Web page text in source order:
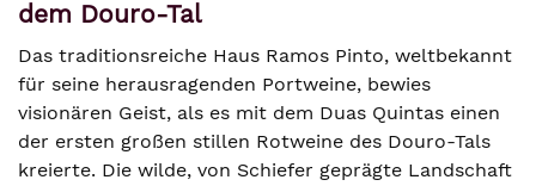
dem Douro-Tal
Das traditionsreiche Haus Ramos Pinto, weltbekannt
für seine herausragenden Portweine, bewies
visionären Geist, als es mit dem Duas Quintas einen
der ersten großen stillen Rotweine des Douro-Tals
kreierte. Die wilde, von Schiefer geprägte Landschaft